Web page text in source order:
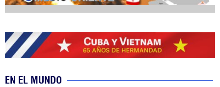
EN EL MUNDO